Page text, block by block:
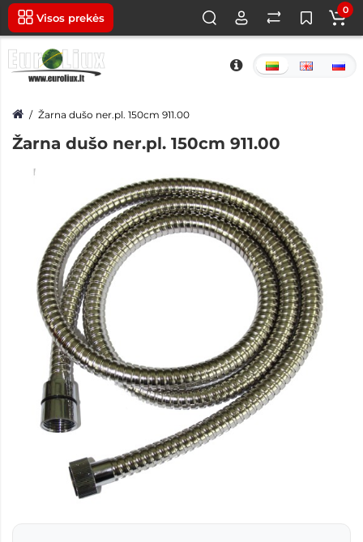
Visos prekės
0
Žarna dušo ner.pl. 150cm 911.00
Žarna dušo ner.pl. 150cm 911.00